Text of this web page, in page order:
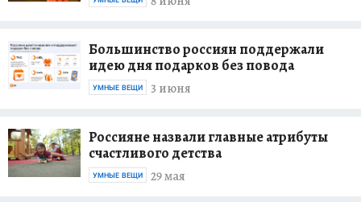
Большинство россиян поддержали
идею дня подарков без повода
3 июня
УМНЫЕ ВЕЩИ
Россияне назвали главные атрибуты
счастливого детства
29 мая
УМНЫЕ ВЕЩИ